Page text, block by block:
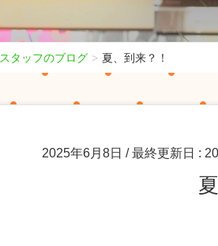
スタッフのブログ 夏、到来？！
2025年6月8日 / 最終更新日 :